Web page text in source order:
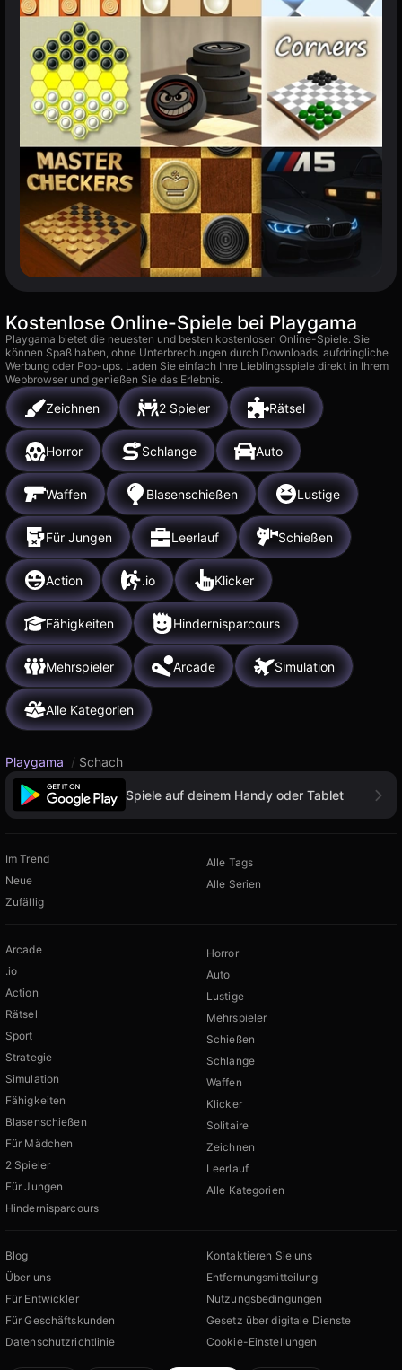
Kostenlose Online-Spiele bei Playgama
Playgama bietet die neuesten und besten kostenlosen Online-Spiele. Sie
können Spaß haben, ohne Unterbrechungen durch Downloads, aufdringliche
Werbung oder Pop-ups. Laden Sie einfach Ihre Lieblingsspiele direkt in Ihrem
Webbrowser und genießen Sie das Erlebnis.
Zeichnen 2 Spieler Rätsel
Horror Schlange Auto
Waffen Blasenschießen Lustige
Für Jungen Leerlauf Schießen
Action .io Klicker
Fähigkeiten Hindernisparcours
Mehrspieler Arcade Simulation
Alle Kategorien
Playgama / Schach
Spiele auf deinem Handy oder Tablet
Im Trend
Neue
Zufällig
Alle Tags
Alle Serien
Arcade
.io
Action
Rätsel
Sport
Strategie
Simulation
Fähigkeiten
Blasenschießen
Für Mädchen
2 Spieler
Für Jungen
Hindernisparcours
Horror
Auto
Lustige
Mehrspieler
Schießen
Schlange
Waffen
Klicker
Solitaire
Zeichnen
Leerlauf
Alle Kategorien
Blog
Über uns
Für Entwickler
Für Geschäftskunden
Datenschutzrichtlinie
Kontaktieren Sie uns
Entfernungsmitteilung
Nutzungsbedingungen
Gesetz über digitale Dienste
Cookie-Einstellungen